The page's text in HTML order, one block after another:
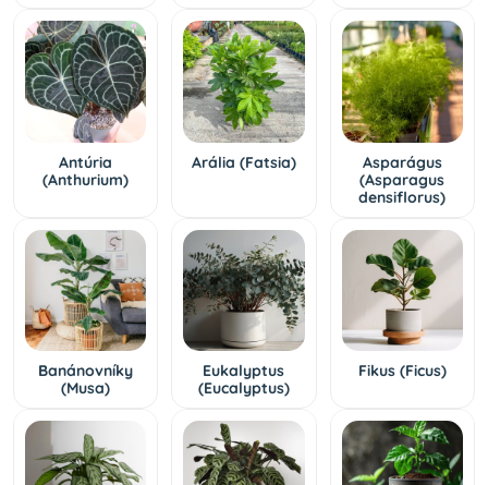
Antúria
(Anthurium)
Arália (Fatsia)
Asparágus
(Asparagus
densiflorus)
Banánovníky
(Musa)
Eukalyptus
(Eucalyptus)
Fikus (Ficus)